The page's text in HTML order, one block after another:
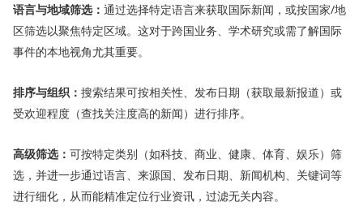
语言与地域筛选： 通过选择特定语言来获取国际新闻，或按国家/地
区筛选以聚焦特定区域。这对于跨国业务、学术研究或需了解国际
事件的本地视角尤其重要。
排序与组织： 搜索结果可按相关性、发布日期（获取最新报道）或
受欢迎程度（查找关注度高的新闻）进行排序。
高级筛选： 可按特定类别（如科技、商业、健康、体育、娱乐）筛
选，并进一步通过语言、来源国、发布日期、新闻机构、关键词等
进行细化，从而能精准定位行业资讯，过滤无关内容。